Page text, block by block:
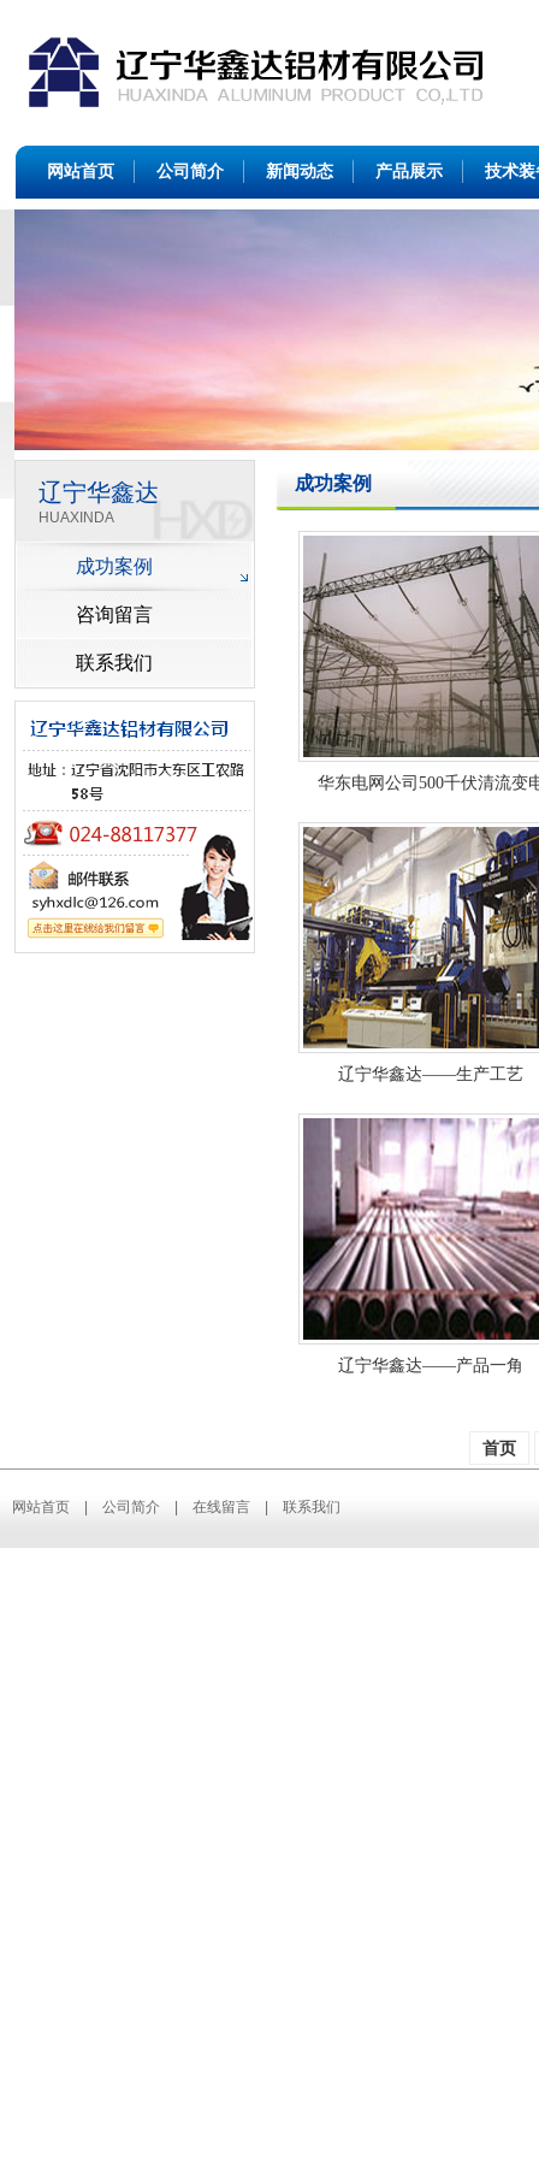
网站首页 公司简介 新闻动态 产品展示 技术装
辽宁华鑫达
HUAXINDA
成功案例
咨询留言
联系我们
成功案例
华东电网公司500千伏清流变
辽宁华鑫达——生产工艺
辽宁华鑫达——产品一角
首页
网站首页 公司简介 在线留言 联系我们